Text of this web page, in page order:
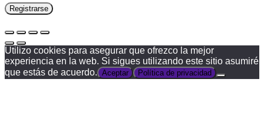
Registrarse
Utilizo cookies para asegurar que ofrezco la mejor
experiencia en la web. Si sigues utilizando este sitio asumiré
que estás de acuerdo. Aceptar Política de privacidad